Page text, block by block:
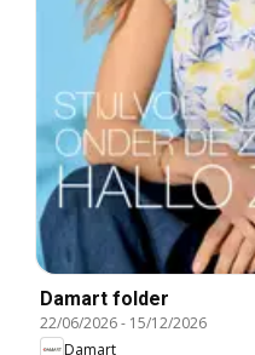
Damart folder
22/06/2026- 15/12/2026
Damart